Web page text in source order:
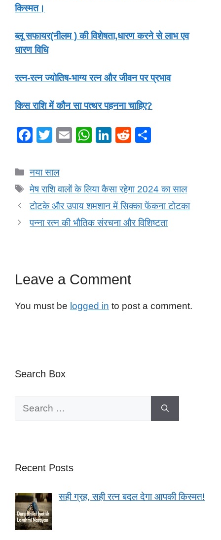
किस्मत।
ब्लू सफायर(नीलम ) की विशेषता,धारण करने से लाभ एव
धारण विधि
रत्न-रत्न ज्योतिष-भाग्य रत्न और जीवन पर प्रभाव
किस राशि में कौन सा पत्थर पहनना चाहिए?
F
c
e
b
o
o
T
tt
er
E
W
s
A
p
p
Li
e
dI
n
R
di
t
e
Categories
नया साल
Tags
मेष राशि वालों के लिया कैसा रहेगा 2024 का साल
टोटके और उपाय शमशान में सिक्का फेंकना टोटका
पन्ना रत्न की भौतिक संरचना और विशिष्टता
Leave a Comment
You must be logged in to post a comment.
Search Box
Search
Recent Posts
सही ग्रह, सही रत्न बदल देगा आपकी किस्मत!